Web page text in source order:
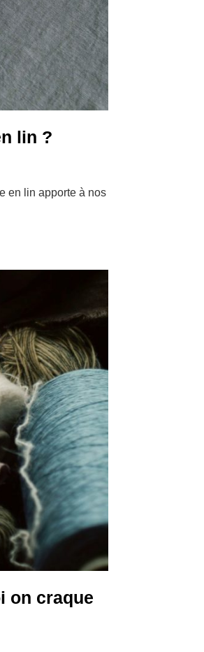
lin ?
en lin apporte à nos
on craque